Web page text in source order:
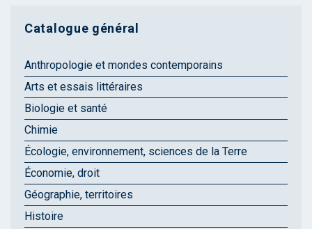
Catalogue général
Anthropologie et mondes contemporains
Arts et essais littéraires
Biologie et santé
Chimie
Écologie, environnement, sciences de la Terre
Économie, droit
Géographie, territoires
Histoire